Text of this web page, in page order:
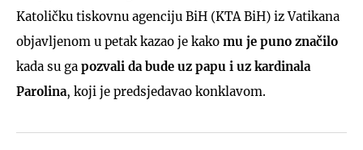
Katoličku tiskovnu agenciju BiH (KTA BiH) iz Vatikana
objavljenom u petak kazao je kako mu je puno značilo
kada su ga pozvali da bude uz papu i uz kardinala
Parolina, koji je predsjedavao konklavom.